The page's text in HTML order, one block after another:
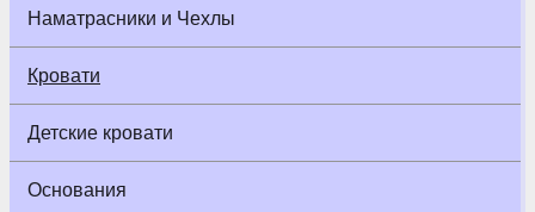
Наматрасники и Чехлы
Кровати
Детские кровати
Основания